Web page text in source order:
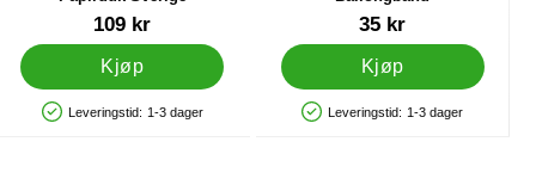
Varenummer 12885
109 kr
Kjøp
Produkttilgjengelighet: På lager
Leveringstid: 1-3 dager
Varenummer 21211
35 kr
Kjøp
Produkttilgjengelighet: På lager
Leveringstid: 1-3 dager